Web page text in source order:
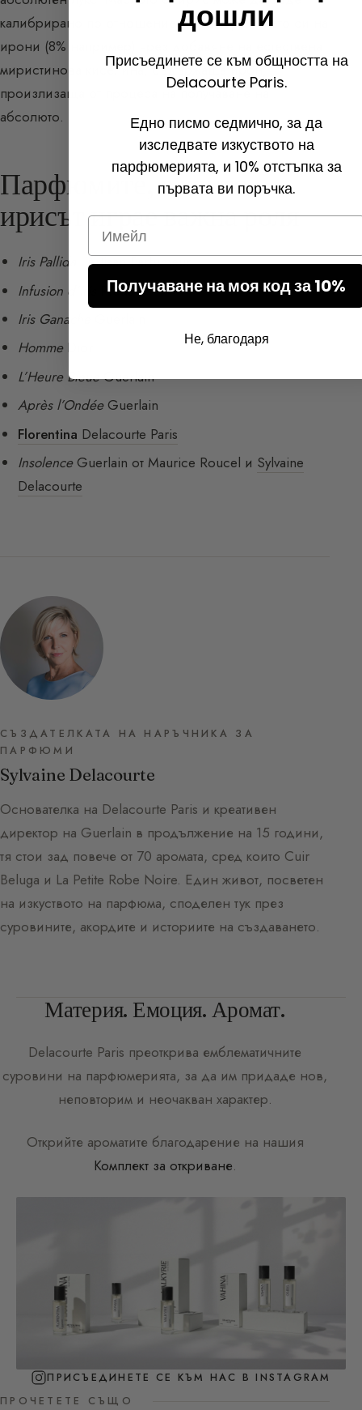
калибрирано по отношение на съдържанието си на
ирони (8% например) чрез добавяне на естествена
миристинова киселина, съдържаща ирон,
произлизаща от процеса на получаване на
абсолюто.
Парфюмите, в които
ирисът играе важна роля
Iris Pallida
L’Artisan Parfumeur
Infusion d’iris
Prada
Iris Ganache
HommeDior
L’Heure BleueGuerlain
Après l’OndéeGuerlain
Florentina Delacourte Paris
InsolenceGuerlain от Maurice Roucel и Sylvaine
Delacourte
СЪЗДАТЕЛКАТА НА НАРЪЧНИКА ЗА
ПАРФЮМИ
Sylvaine Delacourte
Основателка на Delacourte Paris и креативен
директор на Guerlain в продължение на 15 години,
тя стои зад повече от 70 аромата, сред които Cuir
Beluga и La Petite Robe Noire. Един живот, посветен
на изкуството на парфюма, споделен тук през
суровините, акордите и историите на създаването.
Материя. Емоция. Аромат.
Delacourte Paris преоткрива емблематичните
суровини на парфюмерията, за да им придаде нов,
неповторим и неочакван характер.
Открийте ароматите благодарение на нашия
Комплект за откриване.
ПРИСЪЕДИНЕТЕ СЕ КЪМ НАС В INSTAGRAM
ПРОЧЕТЕТЕ СЪЩО
дошли
Присъединете се към общността на
Delacourte Paris.
Едно писмо седмично, за да
изследвате изкуството на
парфюмерията, и 10% отстъпка за
първата ви поръчка.
Получаване на моя код за 10%
Не, благодаря